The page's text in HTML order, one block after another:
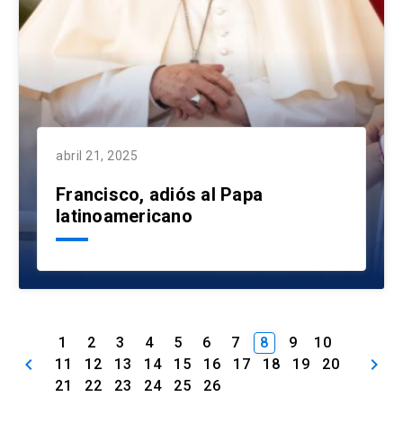
abril 21, 2025
Francisco, adiós al Papa
latinoamericano
keyboard_arrow_left
1 2 3 4 5 6 7 8 9
10
11
12 13 14 15 16 17 18 19
20
21
22 23 24 25 26
keyboard_arrow_right